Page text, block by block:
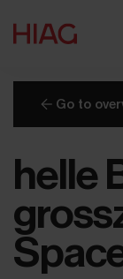
Go to
helle